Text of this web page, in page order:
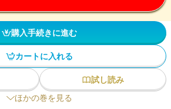
購入手続きに進む
カートに入れる
試し読み
ほかの巻を見る